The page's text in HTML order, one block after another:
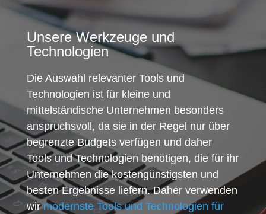
Unsere Werkzeuge und
Technologien
Die Auswahl relevanter Tools und
Technologien ist für kleine und
mittelständische Unternehmen besonders
anspruchsvoll, da sie in der Regel nur über
begrenzte Budgets verfügen und daher
Tools und Technologien benötigen, die für ihr
Unternehmen die kostengünstigsten und
besten Ergebnisse liefern. Daher verwenden
wirmodernste Tools und Technologien für